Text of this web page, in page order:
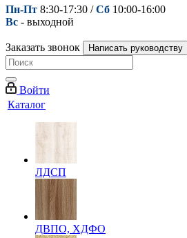
Пн-Пт 8:30-17:30 /Сб 10:00-16:00
Вс - выходной
Заказать звонок Написать руководству
Войти
Каталог
ЛДСП
ДВПО, ХДФО